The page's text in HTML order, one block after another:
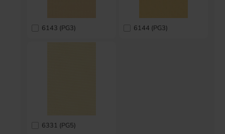
6143 (PG3) 6144 (PG3)
6331 (PG5)